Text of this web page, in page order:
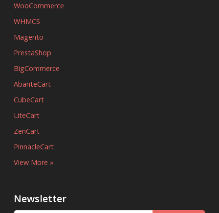
WooCommerce
WHMCS
Magento
PrestaShop
BigCommerce
AbanteCart
CubeCart
LiteCart
ZenCart
PinnacleCart
View More »
Newsletter